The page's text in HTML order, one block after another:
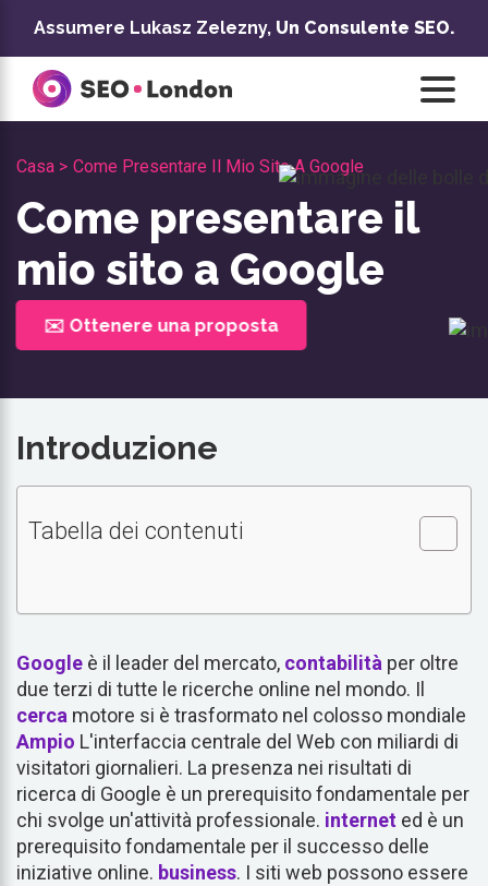
contenuto
Assumere Lukasz Zelezny, Un Consulente SEO.
Casa > Come Presentare Il Mio Sito A Google
Come presentare il
mio sito a Google
✉️ Ottenere una proposta
Introduzione
Tabella dei contenuti
Google è il leader del mercato, contabilità per oltre
due terzi di tutte le ricerche online nel mondo. Il
cerca motore si è trasformato nel colosso mondiale
Ampio L'interfaccia centrale del Web con miliardi di
visitatori giornalieri. La presenza nei risultati di
ricerca di Google è un prerequisito fondamentale per
chi svolge un'attività professionale. internet ed è un
prerequisito fondamentale per il successo delle
iniziative online. business. I siti web possono essere